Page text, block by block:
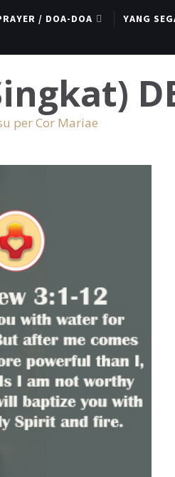
/ DOA-DOA YANG
per Cor Mariae